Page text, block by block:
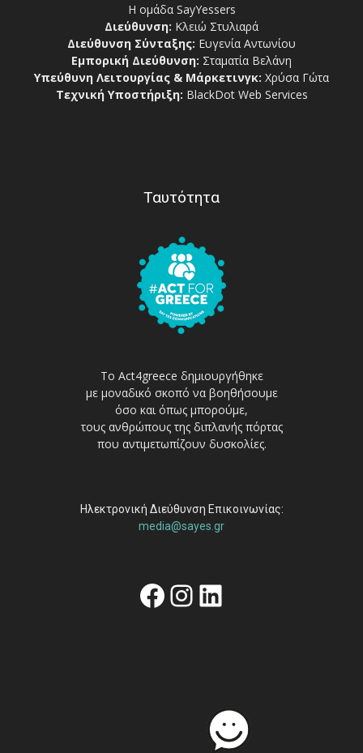
Η ομάδα SayYessers
Διεύθυνση: Κλειώ Στυλιαρά
Διεύθυνση Σύνταξης: Ευγενία Αντωνίου
Εμπορική Διεύθυνση: Σταματία Βελάνη
Υπεύθυνη Λειτουργίας & Μάρκετινγκ: Χρύσα Γώτα
Τεχνική Υποστήριξη: BlackDot Web Services
Ταυτότητα
Το Act4greece δημιουργήθηκε
με μοναδικό σκοπό να βοηθήσουμε
όσο και όπως μπορούμε,
τους ανθρώπους της διπλανής πόρτας
που αντιμετωπίζουν δυσκολίες.
Ηλεκτρονική Διεύθυνση Επικοινωνίας:
media@sayes.gr
Facebook
Instagram
Linkedin